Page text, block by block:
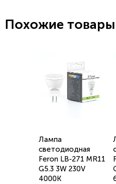
Похожие товары
Лампа
светодиодная
Feron LB-271 MR11
G5.3 3W 230V
4000K